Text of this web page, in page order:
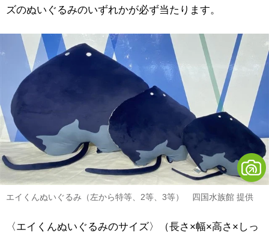
ズのぬいぐるみのいずれかが必ず当たります。
エイくんぬいぐるみ（左から特等、2等、3等） 四国水族館 提供
〈エイくんぬいぐるみのサイズ〉（長さ×幅×高さ×しっ